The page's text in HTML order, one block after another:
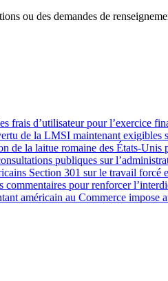
ou des demandes de
frais d’utilisateur pour l’exercice
de la LMSI maintenant exigibles
de la laitue romaine des États-Unis
publiques sur
Section 301 sur le travail forcé
commentaires pour renforcer
américain au Commerce impose